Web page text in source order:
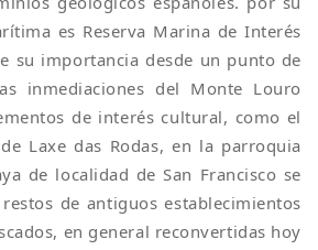
es Reserva Marina de Interés
su importancia desde un punto de
inmediaciones del Monte Louro
de interés cultural, como el
Laxe das Rodas, en la parroquia
de localidad de San Francisco se
de antiguos establecimientos
en general reconvertidas hoy